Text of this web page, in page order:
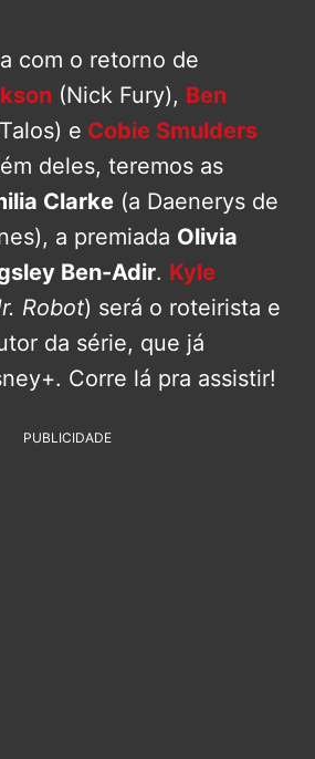
com o retorno de
(Nick Fury), Ben
e Cobie Smulders
deles, teremos as
Clarke (a Daenerys de
a premiada Olivia
Ben-Adir. Kyle
Robot) será o roteirista e
da série, que já
Corre lá pra assistir!
PUBLICIDADE